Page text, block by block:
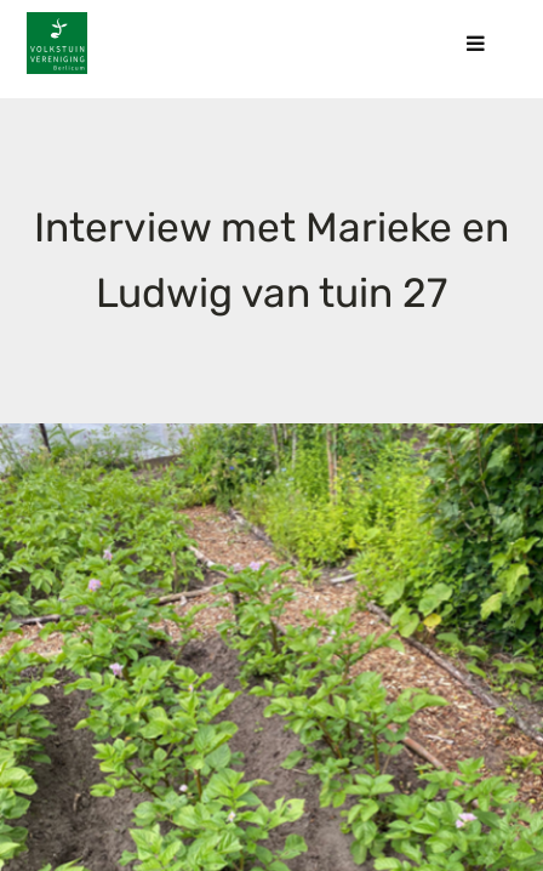
naar
inhoud
Toggle
Activiteiten
Werkgroepen
Contact
Lid worden
Interview met Marieke en
Ludwig van tuin 27